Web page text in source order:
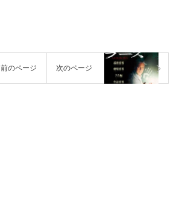
前のページ 次のページ